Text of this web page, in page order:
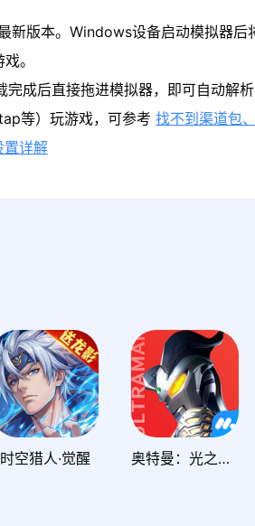
版本。Windows设备启动模拟器
。
成后直接拖进模拟器，即可自动解析
等）玩游戏，可参考 找不到渠道包
置详解
时空猎人·觉醒 奥特曼：光之战士